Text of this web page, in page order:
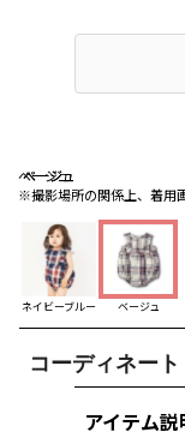
ベージュ
※撮影場所の関係上、着用
ベージュ
ベージュ
ネイビーブルー ベージュ
コーディネート
アイテム説